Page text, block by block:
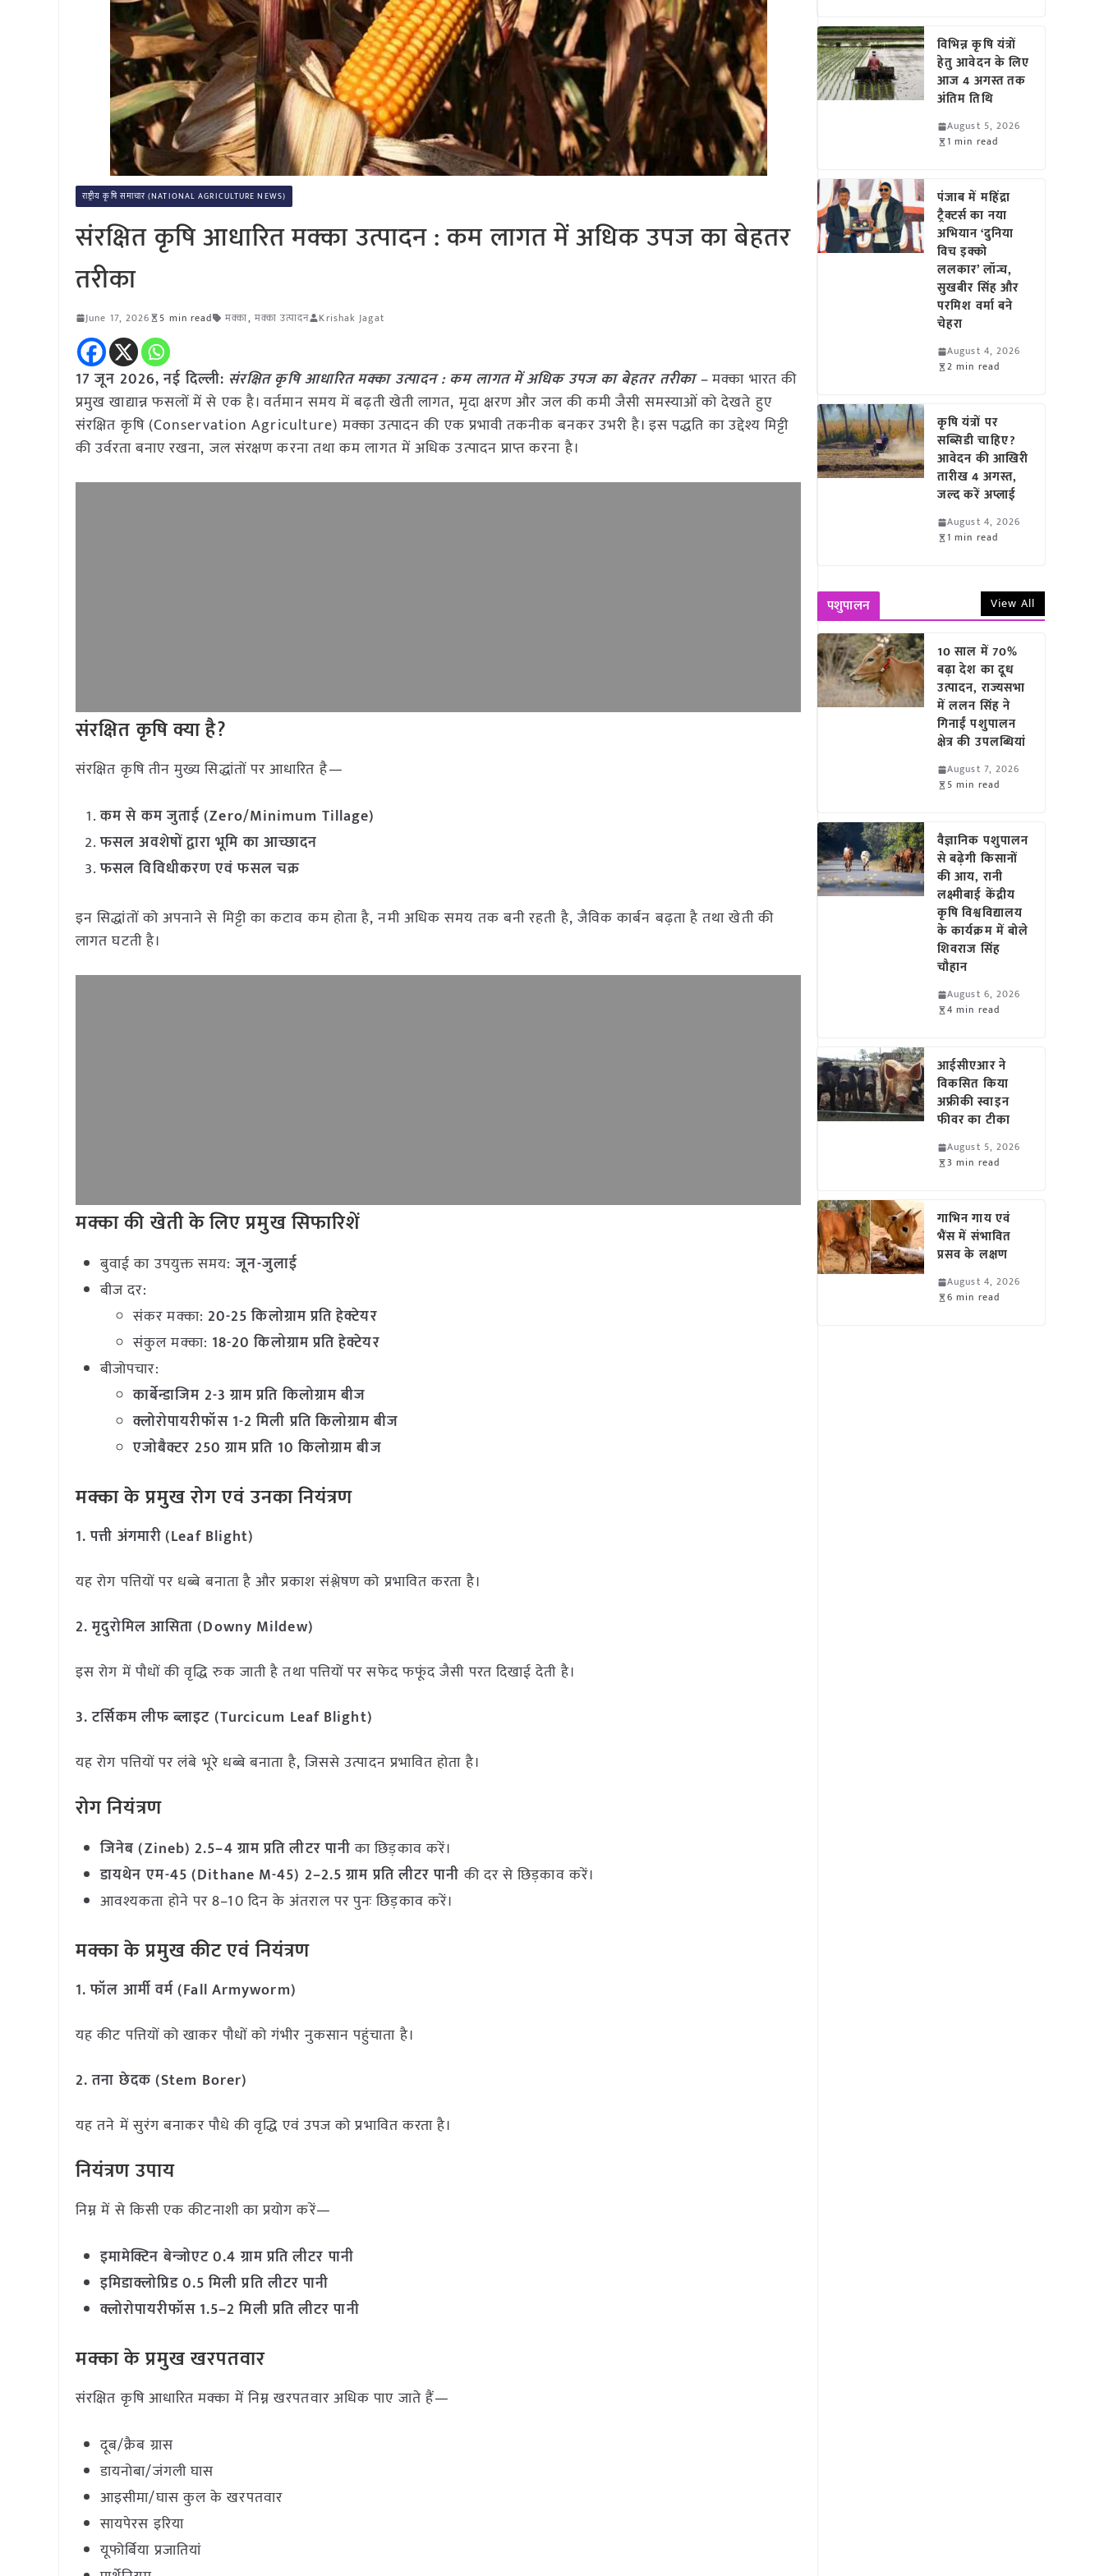
राष्ट्रीय कृषि समाचार (NATIONAL AGRICULTURE NEWS)
संरक्षित कृषि आधारित मक्का उत्पादन : कम लागत में अधिक उपज का बेहतर
तरीका
June 17, 2026 5 min read मक्का, मक्का उत्पादन Krishak Jagat
17 जून 2026, नई दिल्ली: संरक्षित कृषि आधारित मक्का उत्पादन : कम लागत में अधिक उपज का बेहतर तरीका –मक्का भारत की
प्रमुख खाद्यान्न फसलों में से एक है। वर्तमान समय में बढ़ती खेती लागत, मृदा क्षरण और जल की कमी जैसी समस्याओं को देखते हुए
संरक्षित कृषि (Conservation Agriculture) मक्का उत्पादन की एक प्रभावी तकनीक बनकर उभरी है। इस पद्धति का उद्देश्य मिट्टी
की उर्वरता बनाए रखना, जल संरक्षण करना तथा कम लागत में अधिक उत्पादन प्राप्त करना है।
संरक्षित कृषि क्या है?
संरक्षित कृषि तीन मुख्य सिद्धांतों पर आधारित है—
कम से कम जुताई (Zero/Minimum Tillage)
फसल अवशेषों द्वारा भूमि का आच्छादन
फसल विविधीकरण एवं फसल चक्र
इन सिद्धांतों को अपनाने से मिट्टी का कटाव कम होता है, नमी अधिक समय तक बनी रहती है, जैविक कार्बन बढ़ता है तथा खेती की
लागत घटती है।
मक्का की खेती के लिए प्रमुख सिफारिशें
बुवाई का उपयुक्त समय:जून-जुलाई
बीज दर:
संकर मक्का: 20-25किलोग्राम प्रति हेक्टेयर
संकुल मक्का: 18-20किलोग्राम प्रति हेक्टेयर
बीजोपचार:
कार्बेन्डाजिम 2-3ग्राम प्रति किलोग्राम बीज
क्लोरोपायरीफॉस 1-2मिली प्रति किलोग्राम बीज
एजोबैक्टर 250ग्राम प्रति 10किलोग्राम बीज
मक्का के प्रमुख रोग एवं उनका नियंत्रण
1.पत्ती अंगमारी (Leaf Blight)
यह रोग पत्तियों पर धब्बे बनाता है और प्रकाश संश्लेषण को प्रभावित करता है।
2.मृदुरोमिल आसिता (Downy Mildew)
इस रोग में पौधों की वृद्धि रुक जाती है तथा पत्तियों पर सफेद फफूंद जैसी परत दिखाई देती है।
3.टर्सिकम लीफ ब्लाइट (Turcicum Leaf Blight)
यह रोग पत्तियों पर लंबे भूरे धब्बे बनाता है, जिससे उत्पादन प्रभावित होता है।
रोग नियंत्रण
जिनेब (Zineb) 2.5–4ग्राम प्रति लीटर पानीका छिड़काव करें।
डायथेन एम-45 (Dithane M-45) 2–2.5ग्राम प्रति लीटर पानी की दर से छिड़काव करें।
आवश्यकता होने पर 8–10 दिन के अंतराल पर पुनः छिड़काव करें।
मक्का के प्रमुख कीट एवं नियंत्रण
1.फॉल आर्मी वर्म (Fall Armyworm)
यह कीट पत्तियों को खाकर पौधों को गंभीर नुकसान पहुंचाता है।
2.तना छेदक (Stem Borer)
यह तने में सुरंग बनाकर पौधे की वृद्धि एवं उपज को प्रभावित करता है।
नियंत्रण उपाय
निम्न में से किसी एक कीटनाशी का प्रयोग करें—
इमामेक्टिन बेन्जोएट0.4ग्राम प्रति लीटर पानी
इमिडाक्लोप्रिड0.5मिली प्रति लीटर पानी
क्लोरोपायरीफॉस 1.5–2मिली प्रति लीटर पानी
मक्का के प्रमुख खरपतवार
संरक्षित कृषि आधारित मक्का में निम्न खरपतवार अधिक पाए जाते हैं—
दूब/क्रैब ग्रास
डायनोबा/जंगली घास
आइसीमा/घास कुल के खरपतवार
सायपेरस इरिया
यूफोर्बिया प्रजातियां
विभिन्न कृषि यंत्रों
हेतु आवेदन के लिए
आज 4 अगस्त तक
अंतिम तिथि
August 5, 2026
1 min read
पंजाब में महिंद्रा
ट्रैक्टर्स का नया
अभियान ‘दुनिया
विच इक्को
ललकार’ लॉन्च,
सुखबीर सिंह और
परमिश वर्मा बने
चेहरा
August 4, 2026
2 min read
कृषि यंत्रों पर
सब्सिडी चाहिए?
आवेदन की आखिरी
तारीख 4 अगस्त,
जल्द करें अप्लाई
August 4, 2026
1 min read
पशुपालन View All
10 साल में 70%
बढ़ा देश का दूध
उत्पादन, राज्यसभा
में ललन सिंह ने
गिनाईं पशुपालन
क्षेत्र की उपलब्धियां
August 7, 2026
5 min read
वैज्ञानिक पशुपालन
से बढ़ेगी किसानों
की आय, रानी
लक्ष्मीबाई केंद्रीय
कृषि विश्वविद्यालय
के कार्यक्रम में बोले
शिवराज सिंह
चौहान
August 6, 2026
4 min read
आईसीएआर ने
विकसित किया
अफ्रीकी स्वाइन
फीवर का टीका
August 5, 2026
3 min read
गाभिन गाय एवं
भैंस में संभावित
प्रसव के लक्षण
August 4, 2026
6 min read